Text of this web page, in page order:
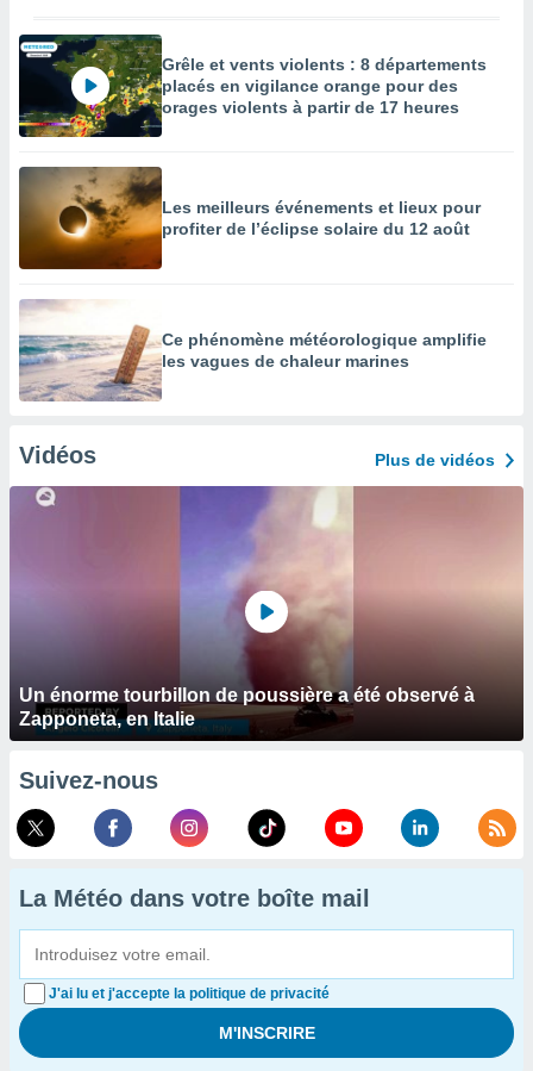
Grêle et vents violents : 8 départements
placés en vigilance orange pour des
orages violents à partir de 17 heures
Les meilleurs événements et lieux pour
profiter de l’éclipse solaire du 12 août
Ce phénomène météorologique amplifie
les vagues de chaleur marines
Vidéos Plus de vidéos
Un énorme tourbillon de poussière a été observé à
Zapponeta, en Italie
Suivez-nous
La Météo dans votre boîte mail
J'ai lu et j'accepte la politique de privacité